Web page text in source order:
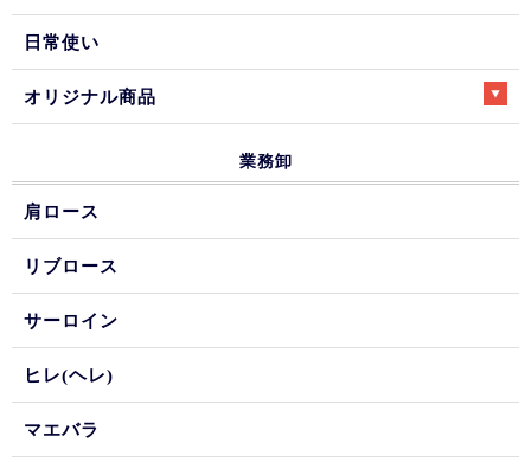
日常使い
オリジナル商品
業務卸
肩ロース
リブロース
サーロイン
ヒレ(ヘレ)
マエバラ